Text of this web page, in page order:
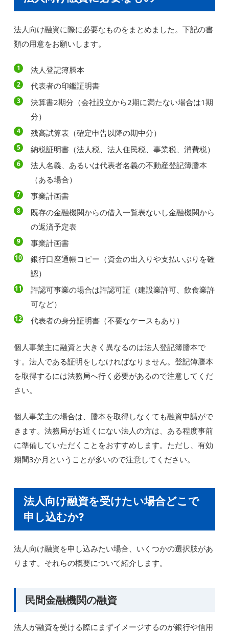
法人向け融資に際に必要なものをまとめました。下記の書
類の用意をお願いします。
法人登記簿謄本
代表者の印鑑証明書
決算書2期分（会社設立から2期に満たない場合は1期
分）
残高試算表（確定申告以降の期中分）
納税証明書（法人税、法人住民税、事業税、消費税）
法人名義、あるいは代表者名義の不動産登記簿謄本
（ある場合）
事業計画書
既存の金融機関からの借入一覧表ないし金融機関から
の返済予定表
事業計画書
銀行口座通帳コピー（資金の出入りや支払いぶりを確
認）
許認可事業の場合は許認可証（建設業許可、飲食業許
可など）
代表者の身分証明書（不要なケースもあり）
個人事業主に融資と大きく異なるのは法人登記簿謄本で
す。法人である証明をしなければなりません。登記簿謄本
を取得するには法務局へ行く必要があるので注意してくだ
さい。
個人事業主の場合は、謄本を取得しなくても融資申請がで
きます。法務局がお近くにない法人の方は、ある程度事前
に準備していただくことをおすすめします。ただし、有効
期間3か月ということが多いので注意してください。
法人向け融資を受けたい場合どこで
申し込むか?
法人向け融資を申し込みたい場合、いくつかの選択肢があ
ります。それらの概要について紹介します。
民間金融機関の融資
法人が融資を受ける際にまずイメージするのが銀行や信用